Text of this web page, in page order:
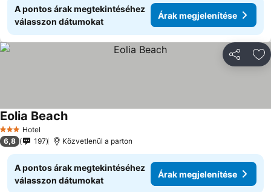
A pontos árak megtekintéséhez
válasszon dátumokat
Árak megjelenítése
3 Kategória
Hotel
Eolia Beach
6,8 197 Közvetlenül a parton
A pontos árak megtekintéséhez
válasszon dátumokat
Árak megjelenítése